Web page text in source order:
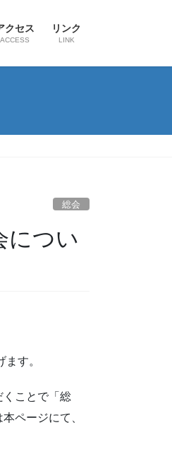
クセス
ACCESS
リンク
LINK
総会
につい
す。
くことで「総
ページにて、